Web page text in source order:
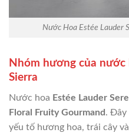
Nước Hoa Estée Lauder
Nhóm hương của nước
Sierra
Nước hoa Estée Lauder
Floral Fruity Gourmand . Đây
yếu tố hương hoa, trái cây